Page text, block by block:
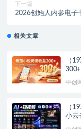
下一篇
2026创始人内参电子
相关文章
（
中创网
（
小云